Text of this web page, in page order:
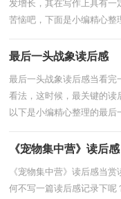
发增长，其在写作上具有一
苦恼吧，下面是小编精心整
最后一头战象读后感
最后一头战象读后感当看完
看法，这时候，最关键的读
以下是小编精心整理的最后
《宠物集中营》读后感
《宠物集中营》读后感当
何不写一篇读后感记录下呢